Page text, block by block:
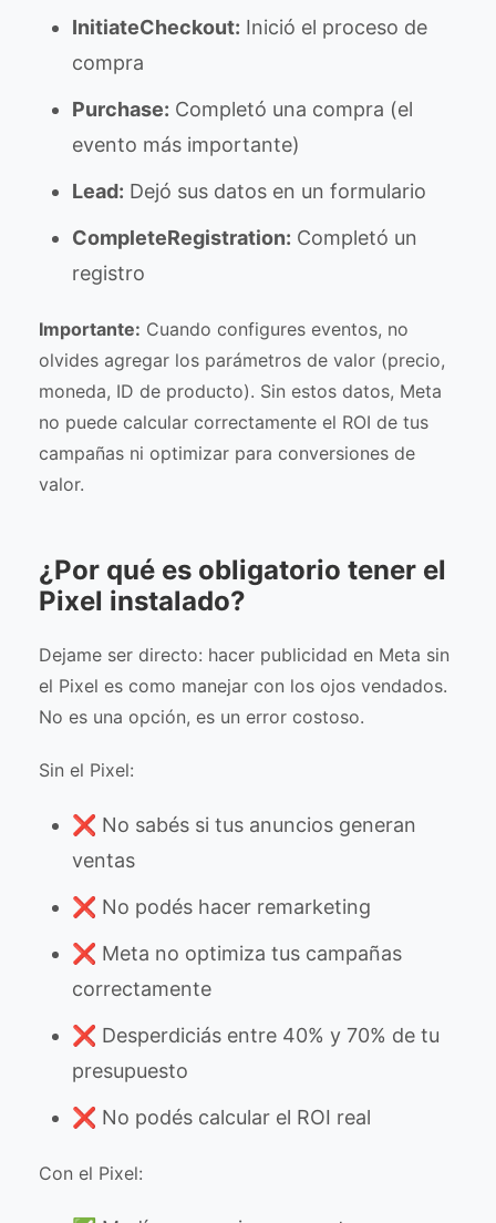
InitiateCheckout: Inició el proceso de
compra
Purchase: Completó una compra (el
evento más importante)
Lead: Dejó sus datos en un formulario
CompleteRegistration: Completó un
registro
Importante: Cuando configures eventos, no
olvides agregar los parámetros de valor (precio,
moneda, ID de producto). Sin estos datos, Meta
no puede calcular correctamente el ROI de tus
campañas ni optimizar para conversiones de
valor.
¿Por qué es obligatorio tener el
Pixel instalado?
Dejame ser directo: hacer publicidad en Meta sin
el Pixel es como manejar con los ojos vendados.
No es una opción, es un error costoso.
Sin el Pixel:
❌ No sabés si tus anuncios generan
ventas
❌ No podés hacer remarketing
❌ Meta no optimiza tus campañas
correctamente
❌ Desperdiciás entre 40% y 70% de tu
presupuesto
❌ No podés calcular el ROI real
Con el Pixel: